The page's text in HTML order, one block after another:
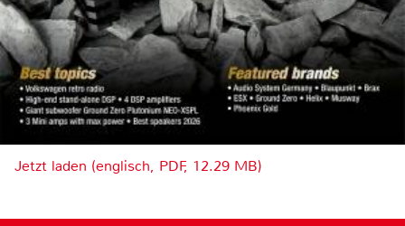
Jetzt laden (englisch, PDF, 12.29 MB)